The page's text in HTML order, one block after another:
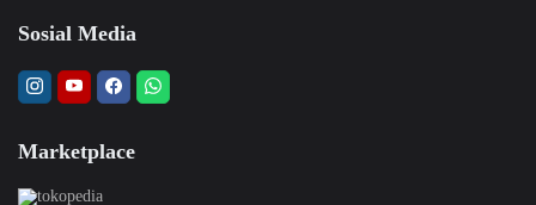
Sosial Media
Marketplace